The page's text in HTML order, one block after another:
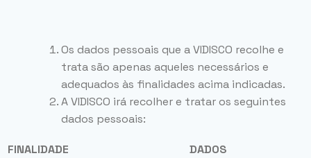
Os dados pessoais que a VIDISCO recolhe e
trata são apenas aqueles necessários e
adequados às finalidades acima indicadas.
A VIDISCO irá recolher e tratar os seguintes
dados pessoais:
FINALIDADE
DADOS